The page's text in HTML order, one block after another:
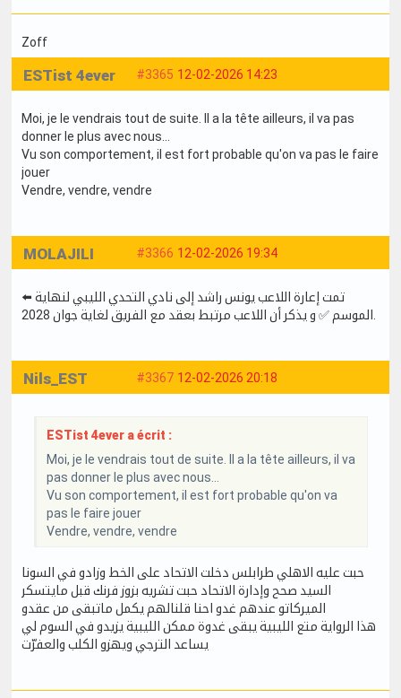
Zoff
#3365 12-02-2026 14:23
ESTist 4ever
Moi, je le vendrais tout de suite. Il a la tête ailleurs, il va pas
donner le plus avec nous...
Vu son comportement, il est fort probable qu'on va pas le faire
jouer
Vendre, vendre, vendre
#3366 12-02-2026 19:34
MOLAJILI
⬅️ تمت إعارة اللاعب يونس راشد إلى نادي التحدي الليبي لنهاية
#3367 12-02-2026 20:18
Nils_EST
ESTist 4ever a écrit :
Moi, je le vendrais tout de suite. Il a la tête ailleurs, il va
pas donner le plus avec nous...
Vu son comportement, il est fort probable qu'on va
pas le faire jouer
Vendre, vendre, vendre
حبت عليه الاهلي طرابلس دخلت الاتحاد على الخط وزادو في السونا
السيد صحح وإدارة الاتحاد حبت تشريه بزوز فرنك قبل مايتسكر
الميركاتو عندهم غدو احنا قلنالهم يكمل ماتبقى من عقدو
هذا الرواية متع الليبية يبقى غدوة ممكن الليبية يزيدو في السوم لي
يساعد الترجي ويهزو الكلب والعفرّت